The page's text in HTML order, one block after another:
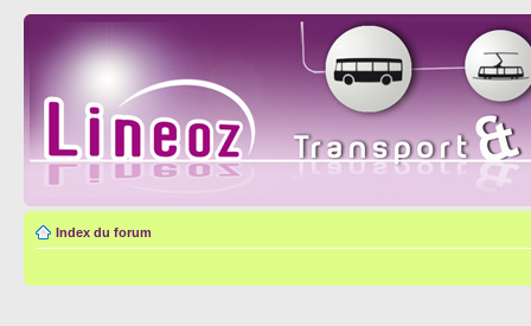
Index du forum